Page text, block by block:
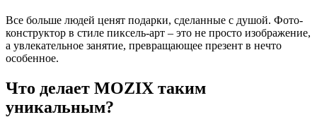
Все больше людей ценят подарки, сделанные с душой. Фото-
конструктор в стиле пиксель-арт – это не просто изображение,
а увлекательное занятие, превращающее презент в нечто
особенное.
Что делает MOZIX таким
уникальным?